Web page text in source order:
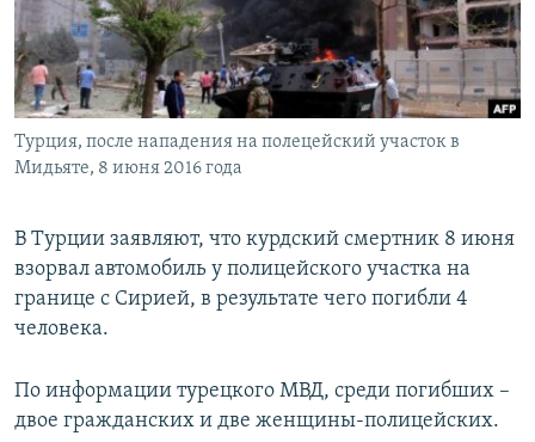
ПОБЕДИТЕЛЕЙ НЕ СУДЯТ?
КРЫМ.НЕПОКОРЕННЫЙ
ELIFBE
УКРАИНСКАЯ ПРОБЛЕМА КРЫМА
ПРИСОЕДИНЯЙТЕСЬ!
Все сайты RFE/RL
Турция, после нападения на полецейский участок в
Мидьяте, 8 июня 2016 года
В Турции заявляют, что курдский смертник 8 июня
взорвал автомобиль у полицейского участка на
границе с Сирией, в результате чего погибли 4
человека.
По информации турецкого МВД, среди погибших –
двое гражданских и две женщины-полицейских.